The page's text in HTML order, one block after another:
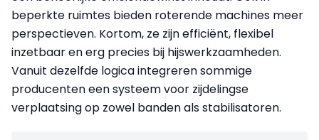
beperkte ruimtes bieden roterende machines meer
perspectieven. Kortom, ze zijn efficiënt, flexibel
inzetbaar en erg precies bij hijswerkzaamheden.
Vanuit dezelfde logica integreren sommige
producenten een systeem voor zijdelingse
verplaatsing op zowel banden als stabilisatoren.